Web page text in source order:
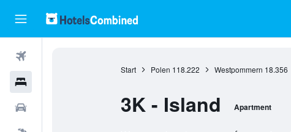
Start Polen 118.222 Westpommern 18.356
3K - Island Apartment